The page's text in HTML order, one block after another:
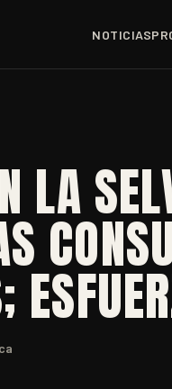
NOTICIAS
LA